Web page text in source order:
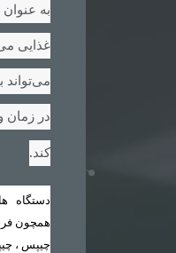
به
غذایی
در زمان
کند.
دستگاه
همچون
چیپس ،